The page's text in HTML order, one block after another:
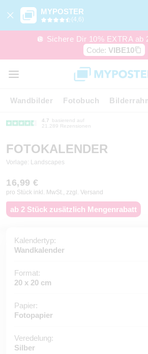
MYPOSTER
(4,6)
🪩 Sichere Dir 10% EXTRA ab
Code: VIBE10
Wandbilder Fotobuch
4.7
basierend auf
21.289 Rezensionen
FOTOKALENDER
Vorlage: Landscapes
16,99 €
pro Stück inkl. MwSt., zzgl. Versand
ab 2 Stück zusätzlich Mengenrabatt
Kalendertyp:
Wandkalender
Format:
20 x 20 cm
Papier:
Fotopapier
Veredelung:
Silber